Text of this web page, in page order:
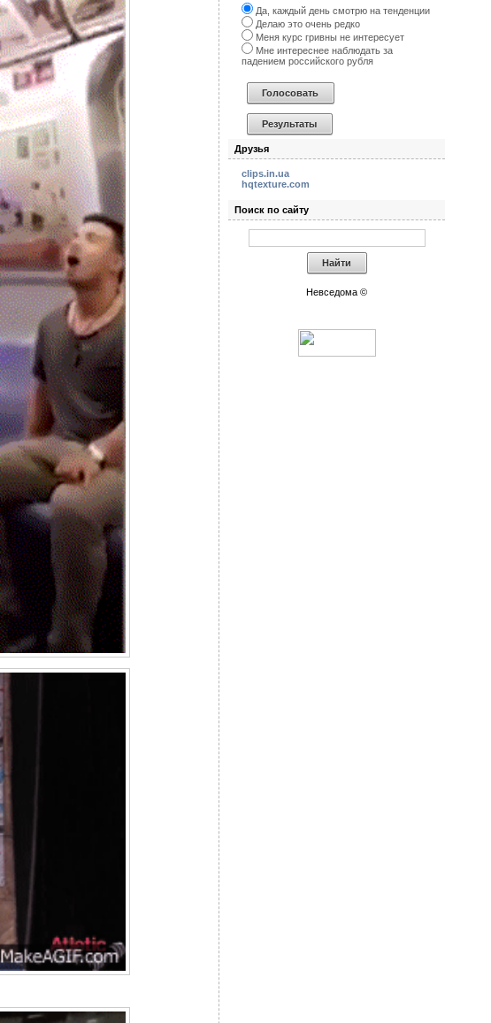
Да, каждый день смотрю на тенденции
Делаю это очень редко
Меня курс гривны не интересует
Мне интереснее наблюдать за
падением российского рубля
Друзья
clips.in.ua
hqtexture.com
Поиск по сайту
Невседома ©